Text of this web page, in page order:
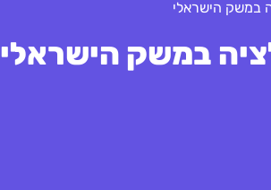
במשק הישראלי
במשק הישראלי